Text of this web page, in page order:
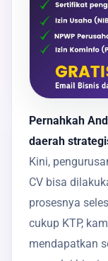
Pernahkah
daerah
Kini,
CV bisa
prosesnya
cukup KTP,
mendapatkan